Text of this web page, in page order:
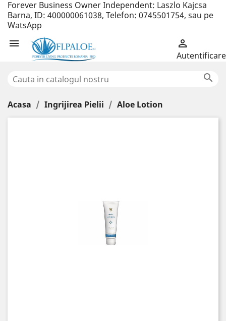
Forever Business Owner Independent: Laszlo Kajcsa
Barna, ID: 400000061038, Telefon: 0745501754, sau pe
WatsApp
 
Autentificare

Acasa Ingrijirea Pielii Aloe Lotion